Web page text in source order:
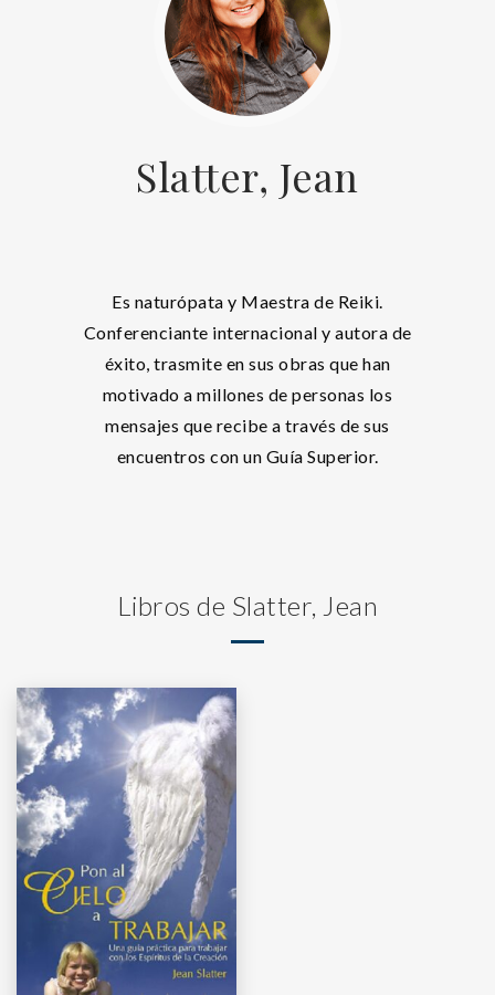
Slatter, Jean
Es naturópata y Maestra de Reiki.
Conferenciante internacional y autora de
éxito, trasmite en sus obras que han
motivado a millones de personas los
mensajes que recibe a través de sus
encuentros con un Guía Superior.
Libros de Slatter, Jean